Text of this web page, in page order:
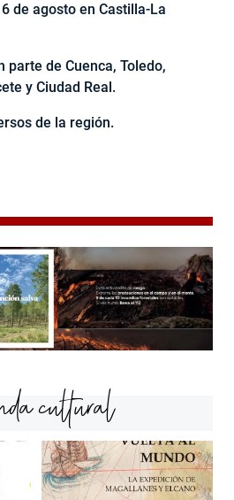
6 de agosto en Castilla-La
parte de Cuenca, Toledo,
y Ciudad Real.
de la región.
cultural